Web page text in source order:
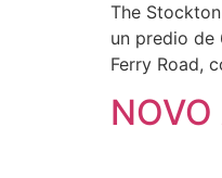
The
un predio de
Ferry Road,